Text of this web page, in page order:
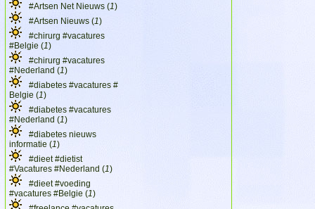
#Artsen Net Nieuws (1)
#Artsen Nieuws (1)
#chirurg #vacatures
#Belgie (1)
#chirurg #vacatures
#Nederland (1)
#diabetes #vacatures #
Belgie (1)
#diabetes #vacatures
#Nederland (1)
#diabetes nieuws
informatie (1)
#dieet #dietist
#Vacatures #Nederland (1)
#dieet #voeding
#vacatures #Belgie (1)